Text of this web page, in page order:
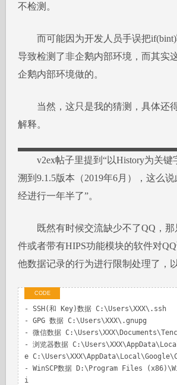
不检测。
而可能因为开发人员手误把
导致检测了非企鹅内部环境，而其实
企鹅内部环境做的。
当然，这只是我的猜测，具体还
解释。
v2ex帖子里提到“以History为关键
溯到9.1.5版本（2019年6月），这么
经进行一年半了”。
既然有时候交流缺少不了QQ，
件或者带有HIPS功能模块的软件对
他数据记录的行为进行限制处理了，
- SSH(和 Key)数据 C:\Users\XXX\.ssh
- GPG 数据 C:\Users\XXX\.gnupg
- 微信数据
- 浏览器数据
e
- WinSCP数据 D:\Program Files
i